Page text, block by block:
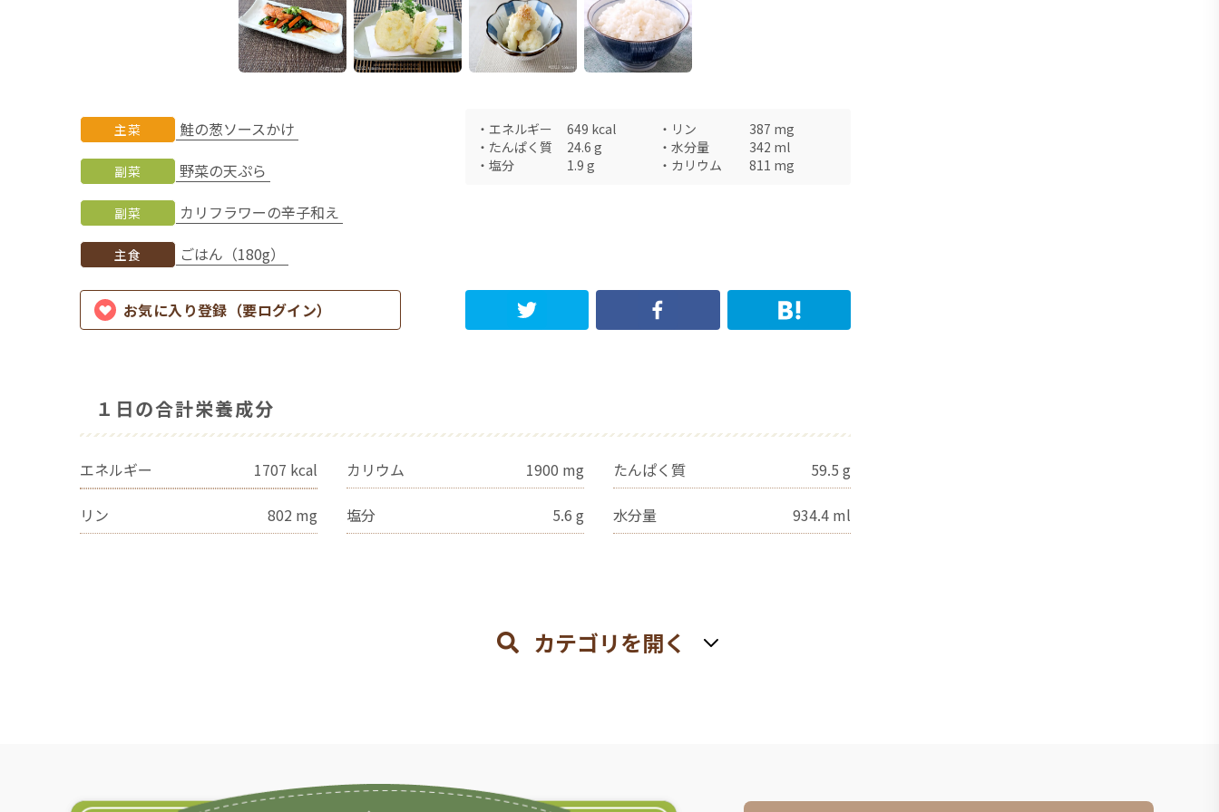
主菜 鮭の葱ソースかけ
副菜 野菜の天ぷら
副菜 カリフラワーの辛子和え
主食 ごはん（180g）
・ エネルギー 649 kcal ・ リン 387 mg
・ たんぱく質 24.6 g ・ 水分量 342 ml
・ 塩分 1.9 g ・ カリウム 811 mg
お気に入り登録（要ログイン）
１日の合計栄養成分
エネルギー 1707 kcal カリウム 1900 mg たんぱく質 59.5 g
リン 802 mg 塩分 5.6 g 水分量 934.4 ml
カテゴリを開く